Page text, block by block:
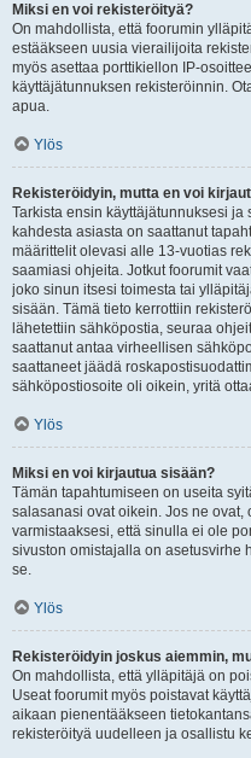
Miksi en voi rekisteröityä?
On mahdollista, että foorumin
estääkseen uusia vierailijoita
myös asettaa porttikiellon IP-
käyttäjätunnuksen rekisteröinnin.
apua.
Ylös
Rekisteröidyin, mutta en voi
Tarkista ensin käyttäjätunnuksesi
kahdesta asiasta on saattanut
määrittelit olevasi alle 13-vuotias
saamiasi ohjeita. Jotkut foorumit
joko sinun itsesi toimesta tai
sisään. Tämä tieto kerrottiin
lähetettiin sähköpostia, seuraa
saattanut antaa virheellisen
saattaneet jäädä
sähköpostiosoite oli oikein, yritä
Ylös
Miksi en voi kirjautua sisään?
Tämän tapahtumiseen on useita
salasanasi ovat oikein. Jos ne ovat,
varmistaaksesi, että sinulla ei ole
sivuston omistajalla on asetusvirhe
se.
Ylös
Rekisteröidyin joskus aiemmin,
On mahdollista, että ylläpitäjä on
Useat foorumit myös poistavat
aikaan pienentääkseen
rekisteröityä uudelleen ja osallistu